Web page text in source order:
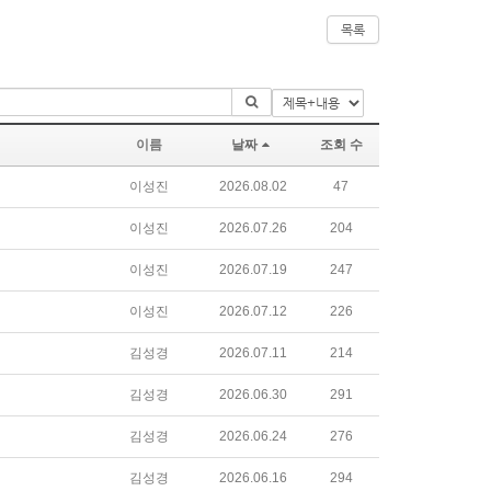
목록
이름 날짜 조회 수
이성진 2026.08.02 47
이성진 2026.07.26 204
이성진 2026.07.19 247
이성진 2026.07.12 226
김성경 2026.07.11 214
김성경 2026.06.30 291
김성경 2026.06.24 276
김성경 2026.06.16 294